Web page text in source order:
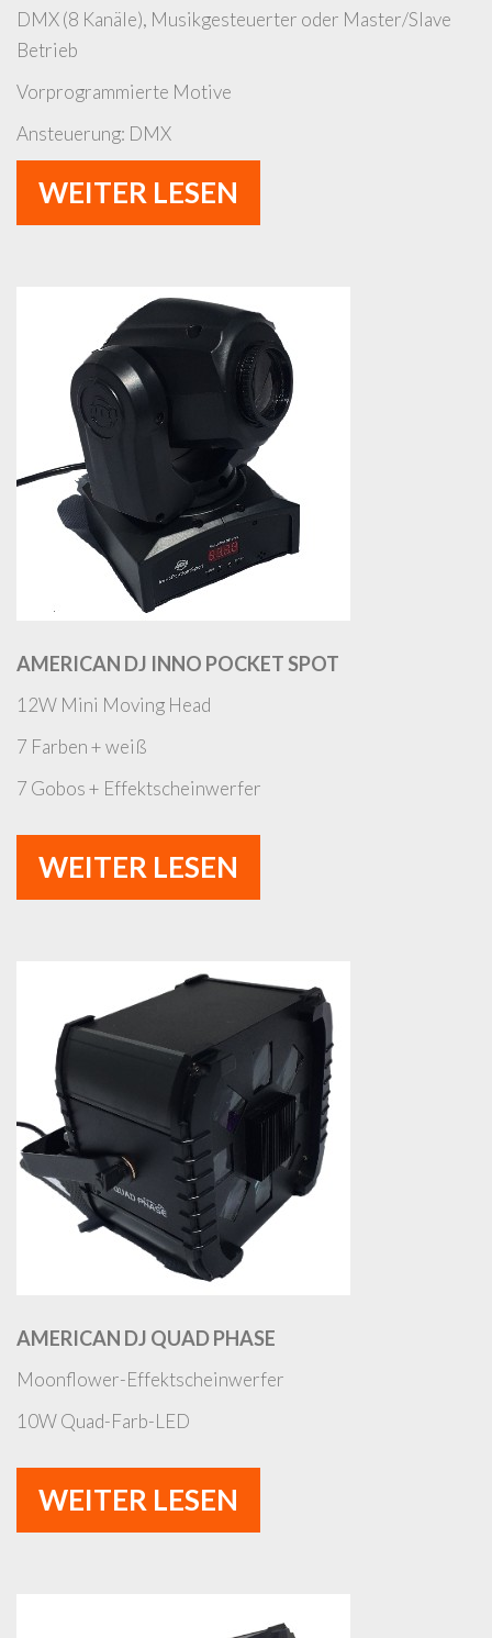
DMX (8 Kanäle), Musikgesteuerter oder Master/Slave
Betrieb
Vorprogrammierte Motive
Ansteuerung: DMX
WEITER LESEN
AMERICAN DJ INNO POCKET SPOT
12W Mini Moving Head
7 Farben + weiß
7 Gobos + Effektscheinwerfer
WEITER LESEN
AMERICAN DJ QUAD PHASE
Moonflower-Effektscheinwerfer
10W Quad-Farb-LED
WEITER LESEN